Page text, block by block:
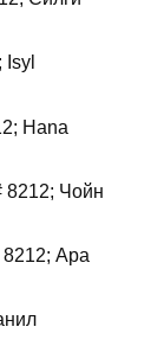
Hana
8212; Чойн
Ара